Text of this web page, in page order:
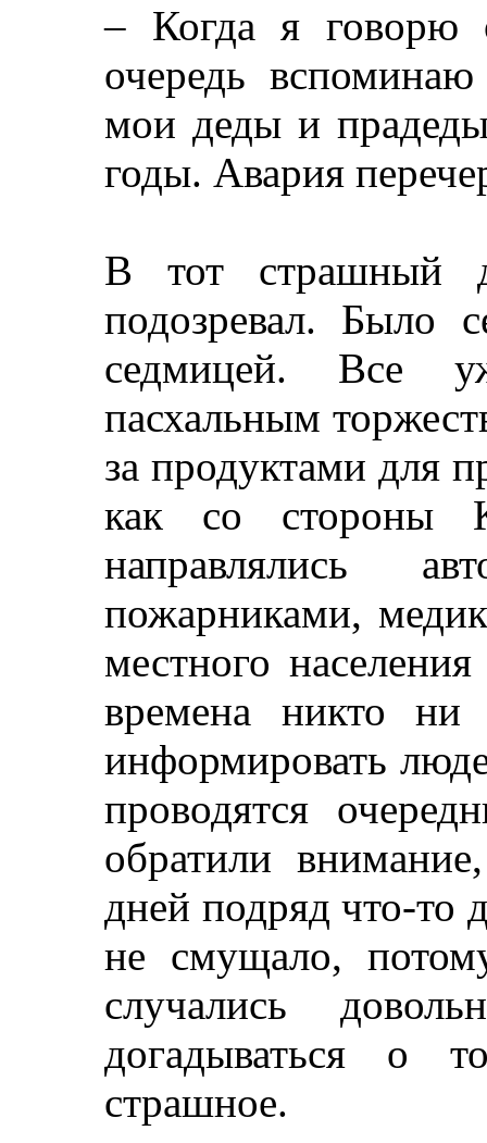
– Когда я говорю
очередь
мои деды и
годы. Авария
В тот страшный
подозревал. Было
седмицей. Все
пасхальным
за продуктами для
как со стороны
направлялись
пожарниками,
местного
времена никто
информировать
проводятся
обратили
дней подряд что-то
не смущало,
случались
догадываться о
страшное.